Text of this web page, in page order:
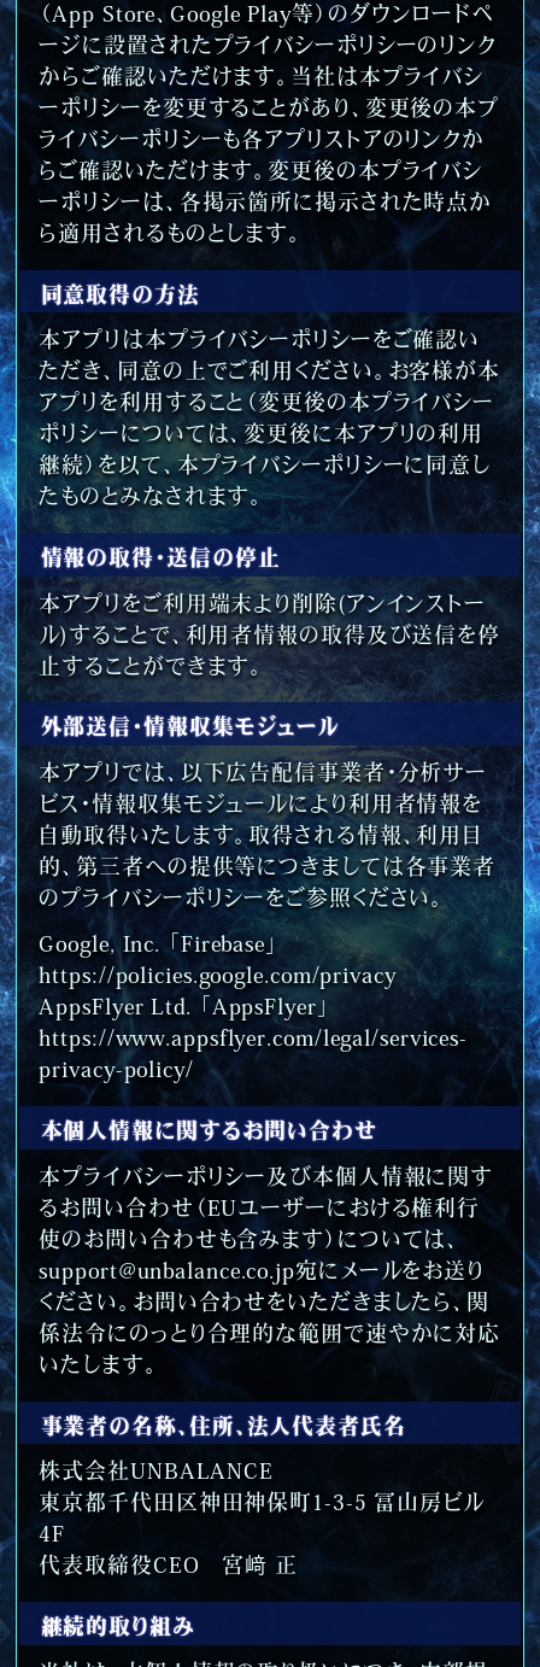
（App Store、Google Play等）のダウンロードペ
ージに設置されたプライバシーポリシーのリンク
からご確認いただけます。当社は本プライバシ
ーポリシーを変更することがあり、変更後の本プ
ライバシーポリシーも各アプリストアのリンクか
らご確認いただけます。変更後の本プライバシ
ーポリシーは、各掲示箇所に掲示された時点か
ら適用されるものとします。
同意取得の方法
本アプリは本プライバシーポリシーをご確認い
ただき、同意の上でご利用ください。お客様が本
アプリを利用すること（変更後の本プライバシー
ポリシーについては、変更後に本アプリの利用
継続）を以て、本プライバシーポリシーに同意し
たものとみなされます。
情報の取得・送信の停止
本アプリをご利用端末より削除(アンインストー
ル)することで、利用者情報の取得及び送信を停
止することができます。
外部送信・情報収集モジュール
本アプリでは、以下広告配信事業者・分析サー
ビス・情報収集モジュールにより利用者情報を
自動取得いたします。取得される情報、利用目
的、第三者への提供等につきましては各事業者
のプライバシーポリシーをご参照ください。
Google, Inc. 「Firebase」
https://policies.google.com/​privacy
AppsFlyer Ltd. 「AppsFlyer」
https://www.appsflyer.com/​legal/​services-
privacy-policy/
本個人情報に関するお問い合わせ
本プライバシーポリシー及び本個人情報に関す
るお問い合わせ（EUユーザーにおける権利行
使のお問い合わせも含みます）については、
support@unbalance.co.jp宛にメールをお送り
ください。お問い合わせをいただきましたら、関
係法令にのっとり合理的な範囲で速やかに対応
いたします。
事業者の名称、住所、法人代表者氏名
株式会社UNBALANCE
東京都千代田区神田神保町1-3-5 冨山房ビル
4F
代表取締役CEO 宮﨑 正
継続的取り組み